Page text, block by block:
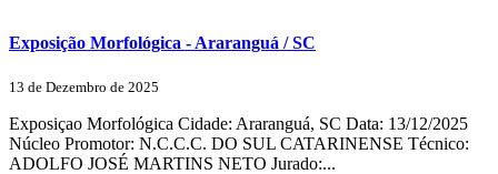
Exposição Morfológica - Araranguá / SC
13 de Dezembro de 2025
Exposiçao Morfológica Cidade: Araranguá, SC Data: 13/12/2025
Núcleo Promotor: N.C.C.C. DO SUL CATARINENSE Técnico:
ADOLFO JOSÉ MARTINS NETO Jurado:...